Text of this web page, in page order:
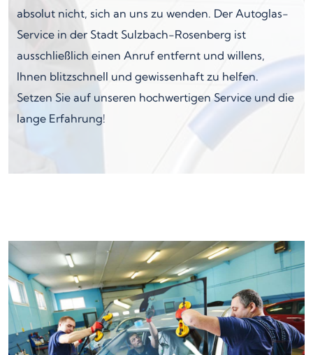
absolut nicht, sich an uns zu wenden. Der Autoglas-
Service in der Stadt Sulzbach-Rosenberg ist
ausschließlich einen Anruf entfernt und willens,
Ihnen blitzschnell und gewissenhaft zu helfen.
Setzen Sie auf unseren hochwertigen Service und die
lange Erfahrung!